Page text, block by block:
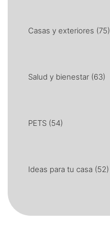
Casas y exteriores (75)
Salud y bienestar (63)
PETS (54)
Ideas para tu casa (52)